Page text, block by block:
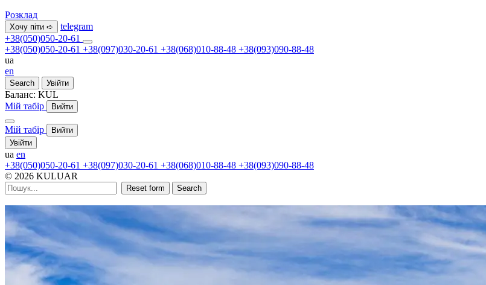
Розклад
Хочу піти ➪
telegram
+38(050)050-20-61
+38(050)050-20-61 +38(097)030-20-61 +38(068)010-88-48 +38(093)090-88-48
ua
en
Search Увійти
Баланс: KUL
Мій табір
Вийти
Мій табір
Вийти
Увійти
ua en
+38(050)050-20-61 +38(097)030-20-61 +38(068)010-88-48 +38(093)090-88-48
© 2026 KULUAR
Reset form Search